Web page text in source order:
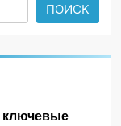
ПОИСК
ключевые